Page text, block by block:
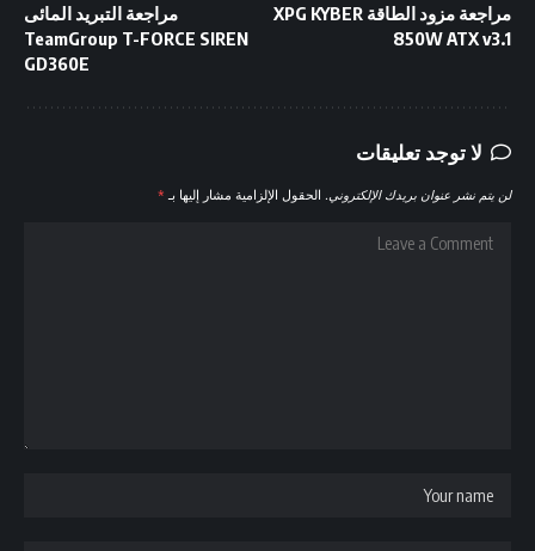
مراجعة مزود الطاقة XPG KYBER
850W ATX v3.1
مراجعة التبريد المائى
TeamGroup T-FORCE SIREN
GD360E
لا توجد تعليقات
لن يتم نشر عنوان بريدك الإلكتروني. الحقول الإلزامية مشار إليها بـ *